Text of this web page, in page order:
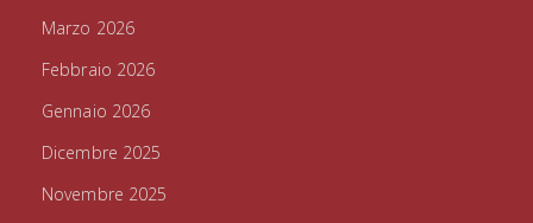
Marzo 2026
Febbraio 2026
Gennaio 2026
Dicembre 2025
Novembre 2025